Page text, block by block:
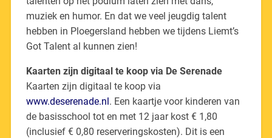
muziek en humor. En dat we veel jeugdig talent
hebben in Ploegersland hebben we tijdens Liemt’s
Got Talent al kunnen zien!
Kaarten zijn digitaal te koop via De Serenade
Kaarten zijn digitaal te koop via
www.deserenade.nl. Een kaartje voor kinderen van
de basisschool tot en met 12 jaar kost € 1,80
(inclusief € 0,80 reserveringskosten). Dit is een